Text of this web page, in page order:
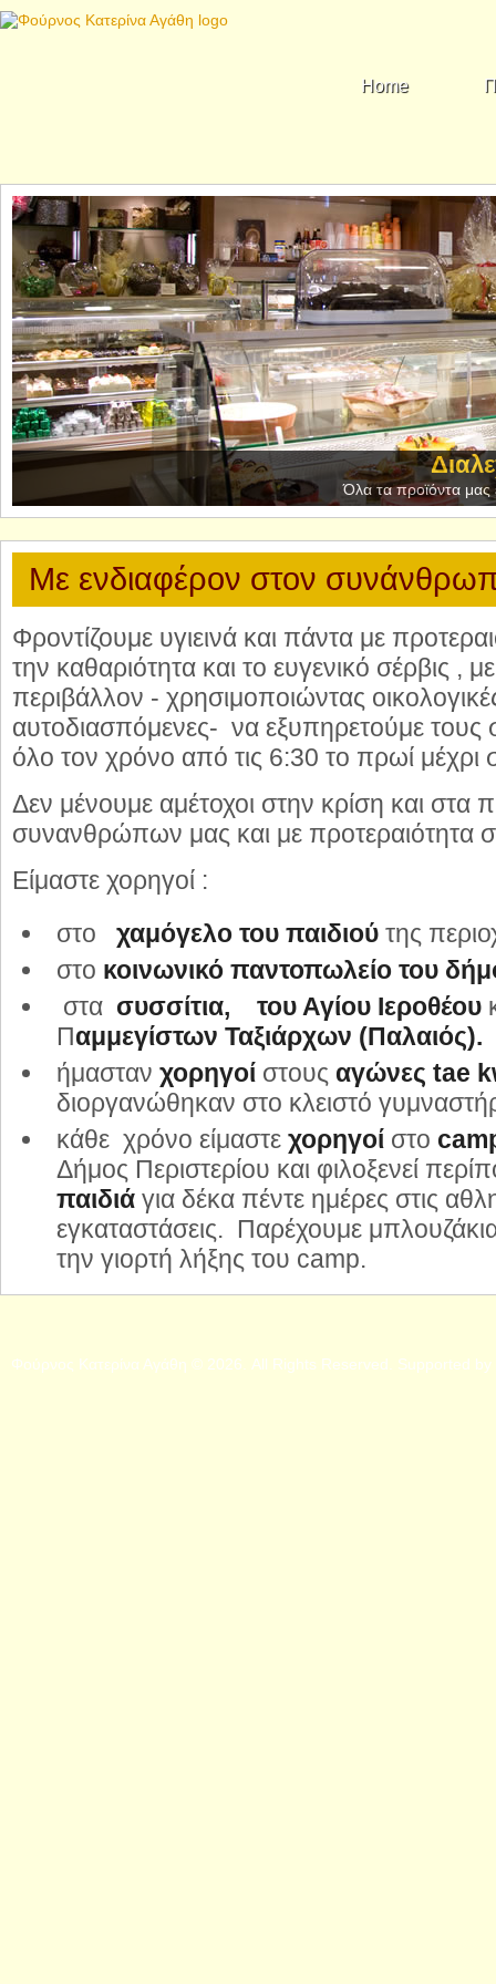
Home
Όλα τα προϊόντα μας
Με ενδιαφέρον στον
Φροντίζουμε υγιεινά και πάντα με
την καθαριότητα και το ευγενικό σέρβις ,
περιβάλλον - χρησιμοποιώντας
αυτοδιασπόμενες- να εξυπηρετούμε
όλο τον χρόνο από τις 6:30 το πρωί μέχρι
Δεν μένουμε αμέτοχοι στην κρίση και στα
συνανθρώπων μας και με προτεραιότητα
Είμαστε χορηγοί :
στο χαμόγελο του παιδιού της
στο κοινωνικό παντοπωλείο του
στα συσσίτια, του Αγίου Ιεροθέου
Παμμεγίστων Ταξιάρχων (Παλαιός).
ήμασταν χορηγοί στους αγώνες tae
διοργανώθηκαν στο κλειστό
κάθε χρόνο είμαστε χορηγοί στο
Δήμος Περιστερίου και φιλοξενεί
παιδιά για δέκα πέντε ημέρες στις
εγκαταστάσεις. Παρέχουμε
την γιορτή λήξης του camp.
Φούρνος Κατερίνα Αγάθη © 2026. All Rights Reserved. Supported by